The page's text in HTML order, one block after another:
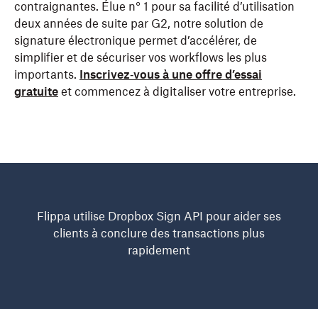
contraignantes. Élue n° 1 pour sa facilité d’utilisation
deux années de suite par G2, notre solution de
signature électronique permet d’accélérer, de
simplifier et de sécuriser vos workflows les plus
importants.
Inscrivez‑vous à une offre d’essai
gratuite et commencez à digitaliser votre entreprise.
Flippa utilise Dropbox Sign API pour aider ses
clients à conclure des transactions plus
rapidement